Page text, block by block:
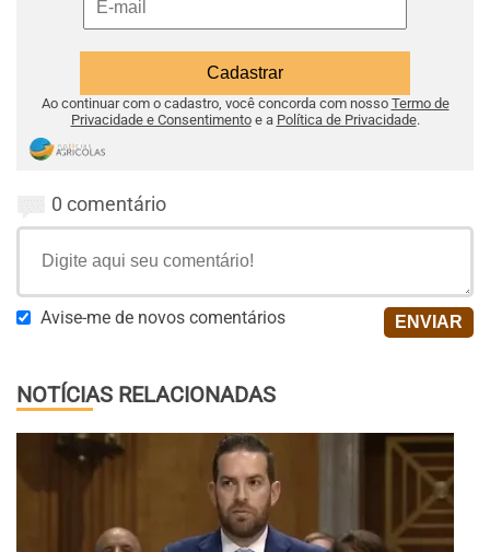
Ao continuar com o cadastro, você concorda com nosso Termo de
Privacidade e Consentimentoe a Política de Privacidade.
0 comentário
Avise-me de novos comentários
NOTÍCIAS RELACIONADAS